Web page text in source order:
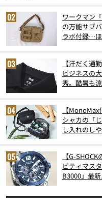
ワークマン
の万能サブ
ラボ付録…
【汗だく通
ビジネスの
秀。酷暑も
【
シャカの「
し入れのし
【G-
ビティマス
B3000」最